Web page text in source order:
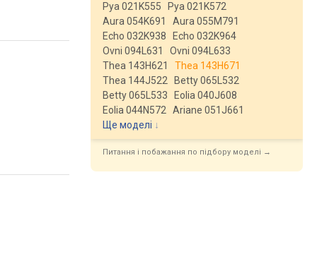
Pya 021K555
Pya 021K572
Aura 054K691
Aura 055M791
Echo 032K938
Echo 032K964
Ovni 094L631
Ovni 094L633
Thea 143H621
Thea 143H671
Thea 144J522
Betty 065L532
Betty 065L533
Eolia 040J608
Eolia 044N572
Ariane 051J661
Ще моделі ↓
Питання і побажання по підбору моделі →